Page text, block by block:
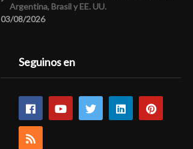
Argentina, Brasil y EE. UU.
03/08/2026
Seguinos en